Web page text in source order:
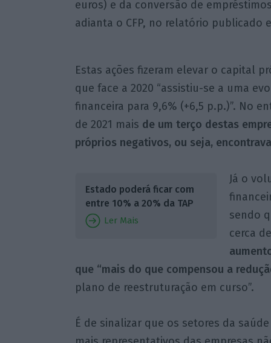
euros) e da conversão de
adianta o CFP, no relatório publicado
Estas ações fizeram elevar o capital
que face a 2020 “assistiu-se a uma
financeira para 9,6% (+6,5 p.p.)”. No
de 2021 mais de um terço destas
próprios negativos, ou seja,
Estado poderá ficar com
entre 10% a 20% da TAP
Ler Mais
Já o
sendo
cerca
que “mais do que compensou a
plano de reestruturação em curso”.
É de sinalizar que os setores da